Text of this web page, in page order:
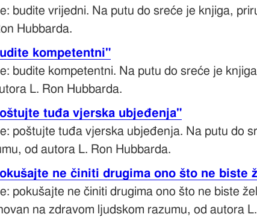
budite vrijedni. Na putu do sreće je knjiga,
Hubbarda.
kompetentni"
budite kompetentni. Na putu do sreće je
L. Ron Hubbarda.
tuđa vjerska ubjeđenja"
poštujte tuđa vjerska ubjeđenja. Na putu do
od autora L. Ron Hubbarda.
ne činiti drugima ono što ne biste
pokušajte ne činiti drugima ono što ne biste
na zdravom ljudskom razumu, od autora